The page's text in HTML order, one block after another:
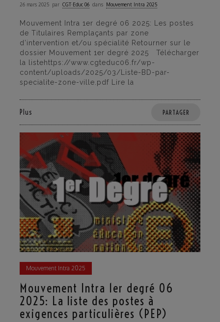
26 mars 2025 par CGT·Educ 06 dans Mouvement Intra 2025
Mouvement Intra 1er degré 06 2025: Les postes
de Titulaires Remplaçants par zone
d’intervention et/ou spécialité Retourner sur le
dossier Mouvement 1er degré 2025 Télécharger
la listehttps://www.cgteduc06.fr/wp-
content/uploads/2025/03/Liste-BD-par-
specialite-zone-ville.pdf Lire la
Plus PARTAGER
Mouvement Intra 2025
Mouvement Intra 1er degré 06
2025: La liste des postes à
exigences particulières (PEP)